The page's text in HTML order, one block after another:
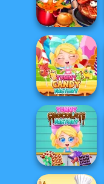
Cooking Scene
Cooking Fast
Yummy Candy
Factory